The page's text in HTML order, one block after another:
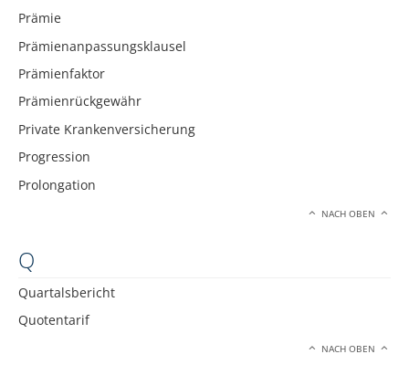
Prämie
Prämienanpassungsklausel
Prämienfaktor
Prämienrückgewähr
Private Krankenversicherung
Progression
Prolongation
NACH OBEN
Q
Quartalsbericht
Quotentarif
NACH OBEN